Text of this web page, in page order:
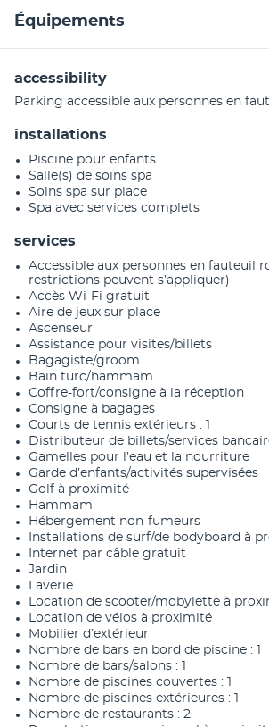
Équipements
accessibility
Parking accessible aux personnes en
installations
Piscine pour enfants
Salle(s) de soins spa
Soins spa sur place
Spa avec services complets
services
Accessible aux personnes en fauteuil
restrictions peuvent s’appliquer)
Accès Wi-Fi gratuit
Aire de jeux sur place
Ascenseur
Assistance pour visites/billets
Bagagiste/groom
Bain turc/hammam
Coffre-fort/consigne à la réception
Consigne à bagages
Courts de tennis extérieurs : 1
Distributeur de billets/services
Gamelles pour l’eau et la nourriture
Garde d’enfants/activités supervisées
Golf à proximité
Hammam
Hébergement non-fumeurs
Installations de surf/de bodyboard à
Internet par câble gratuit
Jardin
Laverie
Location de scooter/mobylette à
Location de vélos à proximité
Mobilier d’extérieur
Nombre de bars en bord de piscine : 1
Nombre de bars/salons : 1
Nombre de piscines couvertes : 1
Nombre de piscines extérieures : 1
Nombre de restaurants : 2